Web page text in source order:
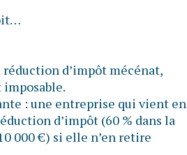
réduction d’impôt mécénat,
: une entreprise qui vient en
d’impôt (60 % dans la
000 €) si elle n’en retire